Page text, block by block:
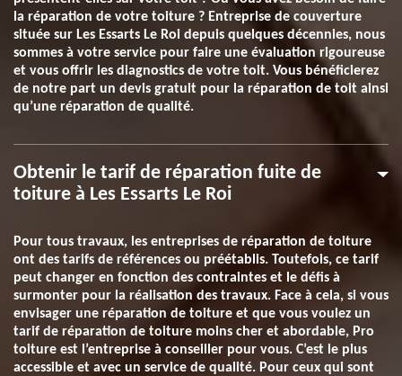
la réparation de votre toiture ? Entreprise de couverture
située sur Les Essarts Le Roi depuis quelques décennies, nous
sommes à votre service pour faire une évaluation rigoureuse
et vous offrir les diagnostics de votre toit. Vous bénéficierez
de notre part un devis gratuit pour la réparation de toit ainsi
qu’une réparation de qualité.
Obtenir le tarif de réparation fuite de
toiture à Les Essarts Le Roi
Pour tous travaux, les entreprises de réparation de toiture
ont des tarifs de références ou préétablis. Toutefois, ce tarif
peut changer en fonction des contraintes et le défis à
surmonter pour la réalisation des travaux. Face à cela, si vous
envisager une réparation de toiture et que vous voulez un
tarif de réparation de toiture moins cher et abordable, Pro
toiture est l’entreprise à conseiller pour vous. C’est le plus
accessible et avec un service de qualité. Pour ceux qui sont